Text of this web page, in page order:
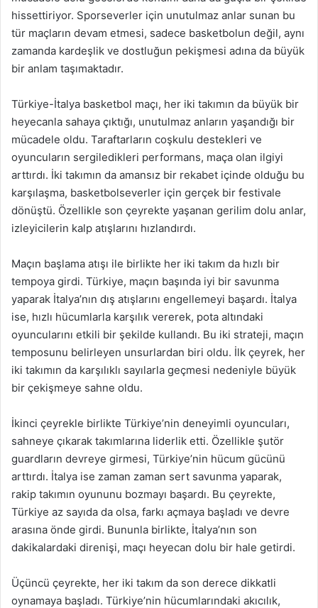
hissettiriyor. Sporseverler için unutulmaz anlar sunan bu
tür maçların devam etmesi, sadece basketbolun değil, aynı
zamanda kardeşlik ve dostluğun pekişmesi adına da büyük
bir anlam taşımaktadır.
Türkiye-İtalya basketbol maçı, her iki takımın da büyük bir
heyecanla sahaya çıktığı, unutulmaz anların yaşandığı bir
mücadele oldu. Taraftarların coşkulu destekleri ve
oyuncuların sergiledikleri performans, maça olan ilgiyi
arttırdı. İki takımın da amansız bir rekabet içinde olduğu bu
karşılaşma, basketbolseverler için gerçek bir festivale
dönüştü. Özellikle son çeyrekte yaşanan gerilim dolu anlar,
izleyicilerin kalp atışlarını hızlandırdı.
Maçın başlama atışı ile birlikte her iki takım da hızlı bir
tempoya girdi. Türkiye, maçın başında iyi bir savunma
yaparak İtalya’nın dış atışlarını engellemeyi başardı. İtalya
ise, hızlı hücumlarla karşılık vererek, pota altındaki
oyuncularını etkili bir şekilde kullandı. Bu iki strateji, maçın
temposunu belirleyen unsurlardan biri oldu. İlk çeyrek, her
iki takımın da karşılıklı sayılarla geçmesi nedeniyle büyük
bir çekişmeye sahne oldu.
İkinci çeyrekle birlikte Türkiye’nin deneyimli oyuncuları,
sahneye çıkarak takımlarına liderlik etti. Özellikle şutör
guardların devreye girmesi, Türkiye’nin hücum gücünü
arttırdı. İtalya ise zaman zaman sert savunma yaparak,
rakip takımın oyununu bozmayı başardı. Bu çeyrekte,
Türkiye az sayıda da olsa, farkı açmaya başladı ve devre
arasına önde girdi. Bununla birlikte, İtalya’nın son
dakikalardaki direnişi, maçı heyecan dolu bir hale getirdi.
Üçüncü çeyrekte, her iki takım da son derece dikkatli
oynamaya başladı. Türkiye’nin hücumlarındaki akıcılık,